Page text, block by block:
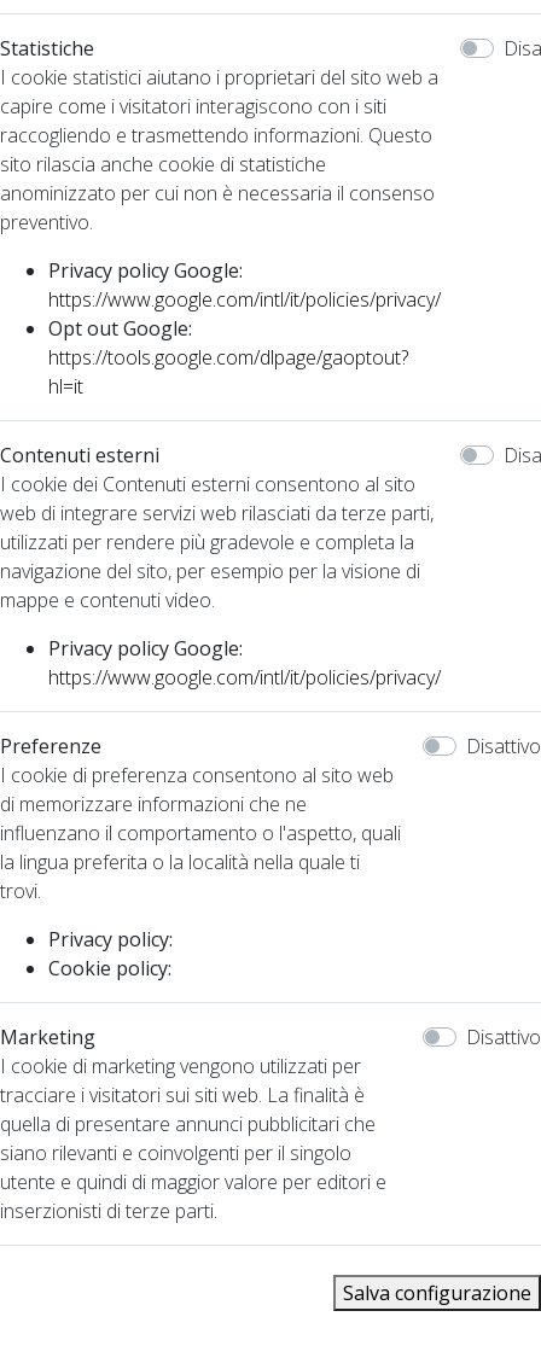
Statistiche
I cookie statistici aiutano i proprietari del sito web a
capire come i visitatori interagiscono con i siti
raccogliendo e trasmettendo informazioni. Questo
sito rilascia anche cookie di statistiche
anominizzato per cui non è necessaria il consenso
preventivo.
Privacy policy Google:
https://www.google.com/intl/it/policies/privacy/
Opt out Google:
https://tools.google.com/dlpage/gaoptout?
hl=it
Contenuti esterni
I cookie dei Contenuti esterni consentono al sito
web di integrare servizi web rilasciati da terze parti,
utilizzati per rendere più gradevole e completa la
navigazione del sito, per esempio per la visione di
mappe e contenuti video.
Privacy policy Google:
https://www.google.com/intl/it/policies/privacy/
Preferenze
I cookie di preferenza consentono al sito web
di memorizzare informazioni che ne
influenzano il comportamento o l'aspetto, quali
la lingua preferita o la località nella quale ti
trovi.
Privacy policy:
Cookie policy:
Disattivo
Marketing
I cookie di marketing vengono utilizzati per
tracciare i visitatori sui siti web. La finalità è
quella di presentare annunci pubblicitari che
siano rilevanti e coinvolgenti per il singolo
utente e quindi di maggior valore per editori e
inserzionisti di terze parti.
Disattivo
Salva configurazione